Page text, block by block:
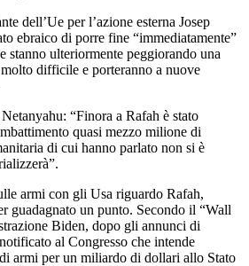
dell’Ue per l’azione esterna Josep
ebraico di porre fine “immediatamente”
stanno ulteriormente peggiorando una
difficile e porteranno a nuove
“Finora a Rafah è stato
quasi mezzo milione di
di cui hanno parlato non si è
armi con gli Usa riguardo Rafah,
guadagnato un punto. Secondo il “Wall
Biden, dopo gli annunci di
al Congresso che intende
armi per un miliardo di dollari allo Stato